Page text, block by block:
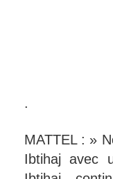
.
MATTEL : »
Ibtihaj avec